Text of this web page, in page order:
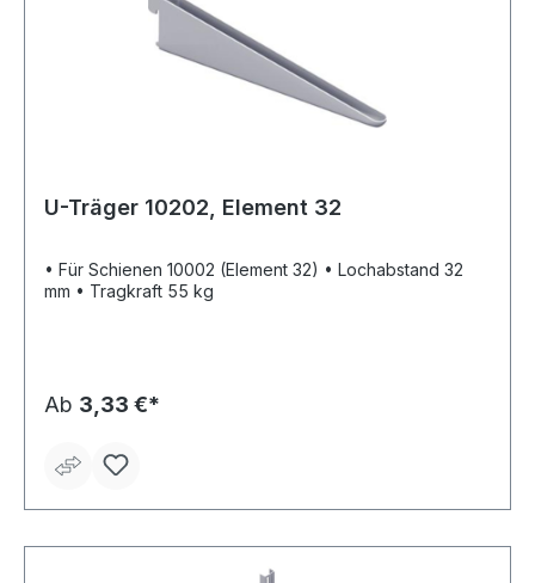
U-Träger 10202, Element 32
• Für Schienen 10002 (Element 32) • Lochabstand 32
mm • Tragkraft 55 kg
Ab 3,33 €*